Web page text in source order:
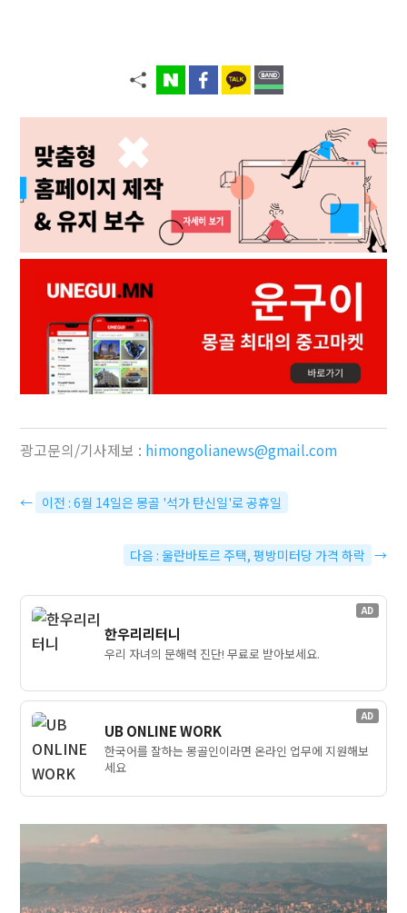
광고문의/기사제보 : himongolianews@gmail.com
← 이전 : 6월 14일은 몽골 '석가 탄신일'로 공휴일
다음 : 울란바토르 주택, 평방미터당 가격 하락 →
AD
한우리리터니
우리 자녀의 문해력 진단! 무료로 받아보세요.
AD
UB ONLINE WORK
한국어를 잘하는 몽골인이라면 온라인 업무에 지원해보
세요